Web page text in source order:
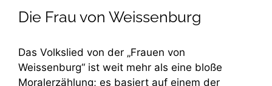
Die Frau von Weissenburg
Das Volkslied von der „Frauen von
Weissenburg“ ist weit mehr als eine bloße
Moralerzählung; es basiert auf einem der